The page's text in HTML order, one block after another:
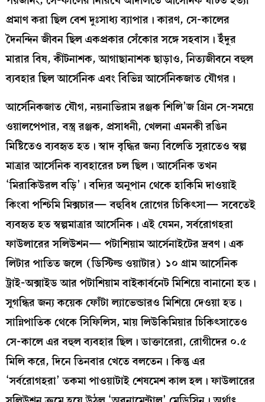
প্রমাণ করা ছিল বেশ দুঃসাধ্য ব্যাপার। কারণ, সে-কালের
দৈনন্দিন জীবন ছিল একপ্রকার সেঁকোর সঙ্গে সহবাস। ইঁদুর
মারার বিষ, কীটনাশক, আগাছানাশক ছাড়াও, নিত্যজীবনে বহুল
ব্যবহার ছিল আর্সেনিক এবং বিভিন্ন আর্সেনিকজাত যৌগর।
আর্সেনিকজাত যৌগ, নয়নাভিরাম রঞ্জক শিলি’জ গ্রিন সে-সময়ে
ওয়ালপেপার, বস্ত্র রঞ্জক, প্রসাধনী, খেলনা এমনকী রঙিন
মিষ্টিতেও ব‍্যবহৃত হত। স্বাদ বৃদ্ধির জন্য বিলেতি সুরাতেও স্বল্প
মাত্রার আর্সেনিক ব্যবহারের চল ছিল। আর্সেনিক তখন
‘মিরাকিউরল বড়ি’। বদ‍্যির অনুপান থেকে হাকিমি দাওয়াই
কিংবা পশ্চিমি মিক্সচার— বহুবিধ রোগের চিকিৎসা— সবেতেই
ব্যবহৃত হত স্বল্পমাত্রার আর্সেনিক। এই যেমন, সর্বরোগহরা
ফাউলারের সলিউশন— পটাশিয়াম আর্সেনাইটের দ্রবণ। এক
লিটার পাতিত জলে (ডিস্টিল্ড ওয়াটার) ১০ গ্রাম আর্সেনিক
ট্রাই-অক্সাইড আর পটাশিয়াম বাইকার্বনেট মিশিয়ে বানানো হত।
সুগন্ধির জন্য কয়েক ফোঁটা ল্যাভেন্ডারও মিশিয়ে দেওয়া হত।
সান্নিপাতিক থেকে সিফিলিস, মায় লিউকিমিয়ার চিকিৎসাতেও
সে-কালে এর বহুল ব্যবহার ছিল। ডাক্তারেরা, রোগীদের ০.৫
মিলি করে, দিনে তিনবার খেতে বলতেন। কিন্তু এর
‘সর্বরোগহরা’ তকমা পাওয়াটাই শেষমেশ কাল হল। ফাউলারের